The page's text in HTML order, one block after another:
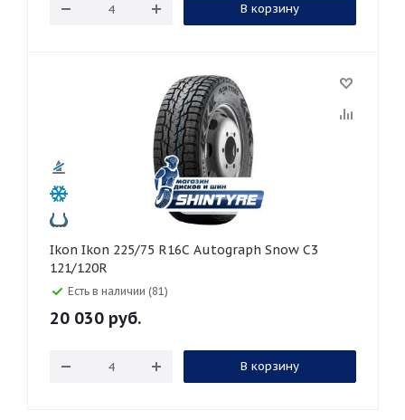
В корзину
Ikon Ikon 225/75 R16C Autograph Snow C3
121/120R
Есть в наличии (81)
20 030 руб.
В корзину